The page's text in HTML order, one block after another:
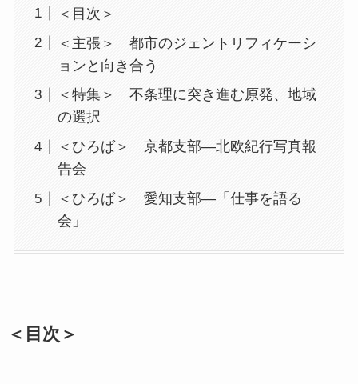
＜目次＞
＜主張＞ 都市のジェントリフィケーシ
ョンと向き合う
＜特集＞ 不条理に突き進む原発、地域
の選択
＜ひろば＞ 京都支部―北欧紀行写真報
告会
＜ひろば＞ 愛知支部―「仕事を語る
会」
＜目次＞